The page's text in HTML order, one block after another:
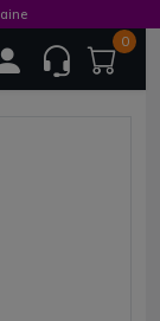
0